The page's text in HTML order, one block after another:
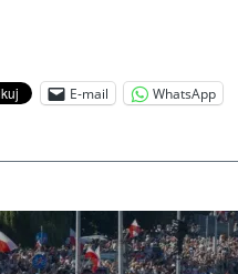
E-mail WhatsApp